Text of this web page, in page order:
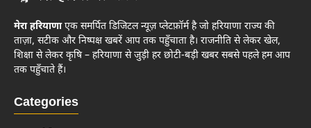
मेरा हरियाणाएक समर्पित डिजिटल न्यूज़ प्लेटफ़ॉर्म है जो हरियाणा राज्य की
ताज़ा, सटीक और निष्पक्ष खबरें आप तक पहुँचाता है। राजनीति से लेकर खेल,
शिक्षा से लेकर कृषि – हरियाणा से जुड़ी हर छोटी-बड़ी खबर सबसे पहले हम आप
तक पहुँचाते हैं।
Categories